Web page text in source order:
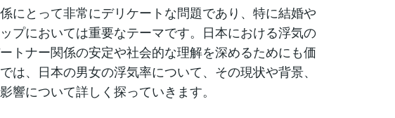
にとって非常にデリケートな問題であり、特に結婚や
プにおいては重要なテーマです。日本における浮気の
トナー関係の安定や社会的な理解を深めるためにも価
は、日本の男女の浮気率について、その現状や背景、
響について詳しく探っていきます。